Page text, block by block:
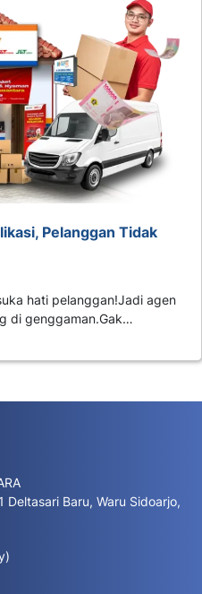
Pelanggan Tidak
hati pelanggan!Jadi agen
di genggaman.Gak…
Baru, Waru Sidoarjo,